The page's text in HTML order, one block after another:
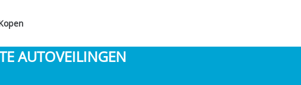
AUTOVEILINGEN